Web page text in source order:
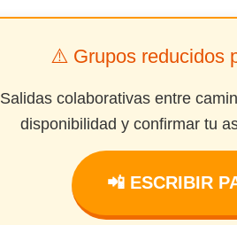
⚠️ Grupos reducidos
Salidas colaborativas entre
disponibilidad y confirmar tu
📲 ESCRIBIR